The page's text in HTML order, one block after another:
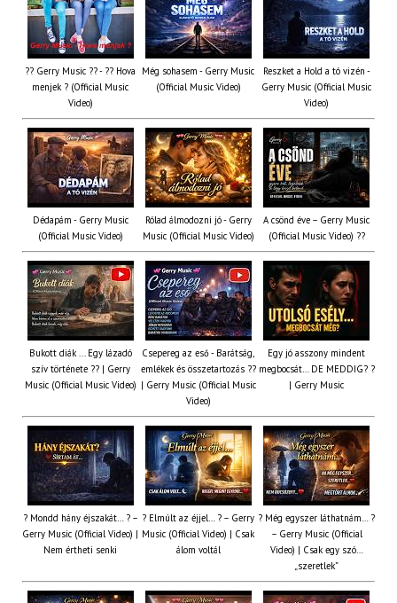
?? Gerry Music ?? - ?? Hova
menjek ? (Official Music
Video)
Még sohasem - Gerry Music
(Official Music Video)
Reszket a Hold a tó vizén -
Gerry Music (Official Music
Video)
Dédapám - Gerry Music
(Official Music Video)
Rólad álmodozni jó - Gerry
Music (Official Music Video)
A csönd éve – Gerry Music
(Official Music Video) ??
Bukott diák ... Egy lázadó
szív története ?? | Gerry
Music (Official Music Video)
Csepereg az eső - Barátság,
emlékek és összetartozás ?️?
| Gerry Music (Official Music
Video)
Egy jó asszony mindent
megbocsát… DE MEDDIG? ?
| Gerry Music
? Mondd hány éjszakát… ? –
Gerry Music (Official Video) |
Nem értheti senki
? Elmúlt az éjjel… ? – Gerry
Music (Official Video) | Csak
álom voltál
? Még egyszer láthatnám… ?
– Gerry Music (Official
Video) | Csak egy szó…
„szeretlek”